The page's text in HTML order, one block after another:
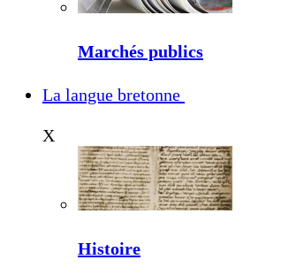
Marchés publics
La langue bretonne
X
Histoire